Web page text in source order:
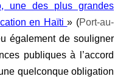
une des plus grandes
en Haïti» (Port-au-
également de souligner
publiques à l’accord
quelconque obligation